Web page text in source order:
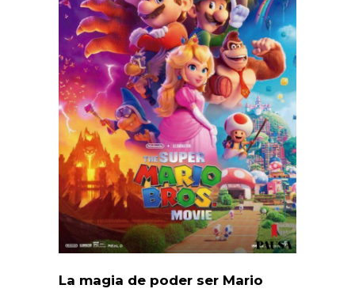
La magia de poder ser Mario